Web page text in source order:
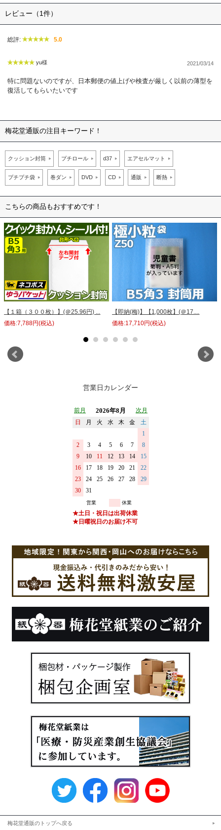
レビュー（1件）
総評: 5.0
yu様 2021/03/14
特に問題ないのですが、日本郵便の値上げや検査が厳しく以前の薄型を
復活してもらいたいです
梅花堂通販の注目キーワード！
クッション封筒 プチロール d37 エアセルマット
プチプチ袋 巻ダン DVD CD 通販 断熱
こちらの商品もおすすめです！
【１箱（３００枚）】(＠25.96円) ...
価格:7,788円(税込)
【即納(梅)】【1,000枚】(＠17....
価格:17,710円(税込)
営業日カレンダー
梅花堂通販のトップへ戻る